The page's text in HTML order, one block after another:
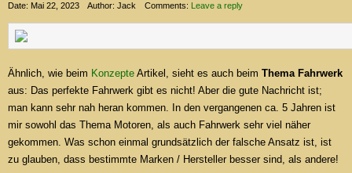
Date: Mai 22, 2023 Author: Jack Comments: Leave a reply
Ähnlich, wie beim Konzepte Artikel, sieht es auch beim Thema Fahrwerk
aus: Das perfekte Fahrwerk gibt es nicht! Aber die gute Nachricht ist;
man kann sehr nah heran kommen. In den vergangenen ca. 5 Jahren ist
mir sowohl das Thema Motoren, als auch Fahrwerk sehr viel näher
gekommen. Was schon einmal grundsätzlich der falsche Ansatz ist, ist
zu glauben, dass bestimmte Marken / Hersteller besser sind, als andere!